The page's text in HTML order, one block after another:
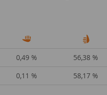
0,49 % 56,38 %
0,11 % 58,17 %